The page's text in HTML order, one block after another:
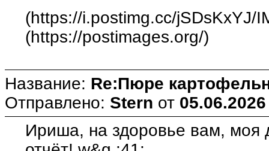
(https://i.postimg.cc/jSDsKxYJ/
(https://postimages.org/)
Название: Re:Пюре
Отправлено: Stern от
Ириша, на здоровье вам, моя